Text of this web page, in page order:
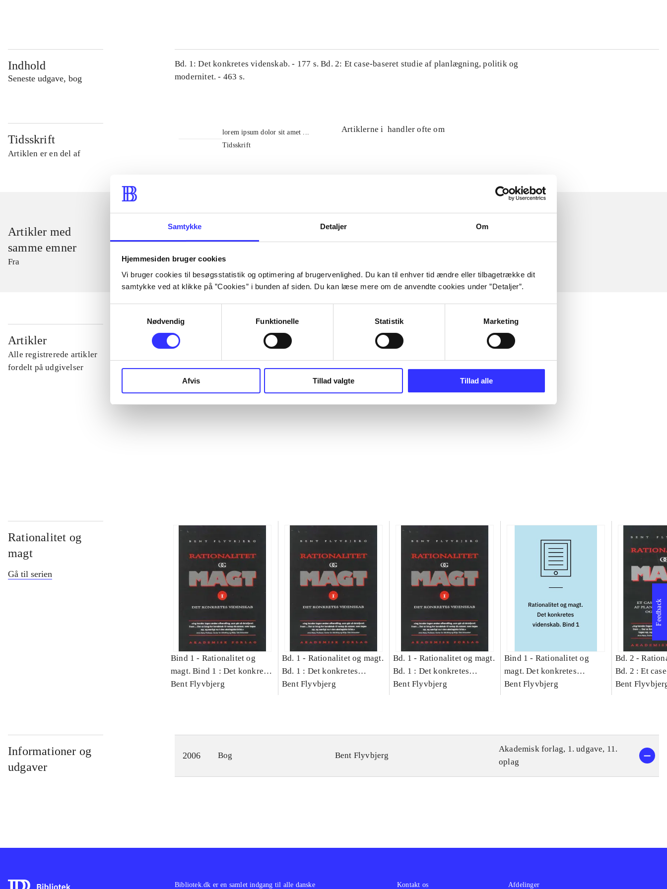
Samtykke Detaljer Om
Hjemmesiden bruger cookies
Vi bruger cookies til besøgsstatistik og optimering af brugervenlighed. Du kan til enhver tid ændre eller tilbagetrække dit
samtykke ved at klikke på ”Cookies” i bunden af siden. Du kan læse mere om de anvendte cookies under ”Detaljer”.
Nødvendig
Funktionelle Statistik Marketing
Afvis Tillad valgte Tillad alle
Indhold
Seneste udgave, bog
Bd. 1: Det konkretes videnskab. - 177 s. Bd. 2: Et case-baseret studie af planlægning, politik og
modernitet. - 463 s.
Tidsskrift
Artiklen er en del af
lorem ipsum dolor sit amet ...
Tidsskrift
Artiklerne i handler ofte om
Artikler med
samme emner
Fra
Artikler
Alle registrerede artikler
fordelt på udgivelser
...
Rationalitet og
magt
Gå til serien
Bind 1 - Rationalitet og
magt. Bind 1 : Det konkretes
videnskab
Bent Flyvbjerg
Bd. 1 - Rationalitet og magt.
Bd. 1 : Det konkretes
videnskab
Bent Flyvbjerg
Bd. 1 - Rationalitet og magt.
Bd. 1 : Det konkretes
videnskab
Bent Flyvbjerg
Bind 1 - Rationalitet og
magt. Det konkretes
videnskab. Bind 1
Bent Flyvbjerg
Bd. 2 -
Bd. 2 : Et
studie af
Bent
Informationer og
udgaver
2006 Bog Bent Flyvbjerg
Akademisk forlag, 1. udgave, 11.
oplag
Feedback
Bibliotek.dk er en samlet indgang til alle danske Kontakt os Afdelinger